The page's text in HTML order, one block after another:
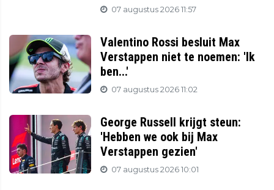
07 augustus 2026 11:57
Valentino Rossi besluit Max
Verstappen niet te noemen: 'Ik
ben...'
07 augustus 2026 11:02
George Russell krijgt steun:
'Hebben we ook bij Max
Verstappen gezien'
07 augustus 2026 10:01